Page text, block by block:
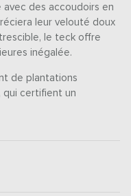
avec des accoudoirs en
leur velouté doux
le teck offre
inégalée.
de plantations
qui certifient un